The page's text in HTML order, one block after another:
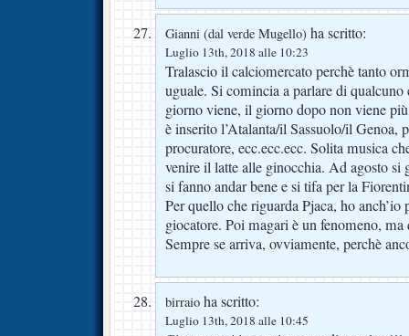
Gianni (dal verde Mugello) ha scritto:
Luglio 13th, 2018 alle 10:23
Tralascio il calciomercato perchè tanto
uguale. Si comincia a parlare di
giorno viene, il giorno dopo non viene
è inserito l’Atalanta/il Sassuolo/il Genoa,
procuratore, ecc.ecc.ecc. Solita musica
venire il latte alle ginocchia. Ad agosto si
si fanno andar bene e si tifa per la
Per quello che riguarda Pjaca, ho
giocatore. Poi magari è un fenomeno,
Sempre se arriva, ovviamente, perchè
birraio ha scritto:
Luglio 13th, 2018 alle 10:45